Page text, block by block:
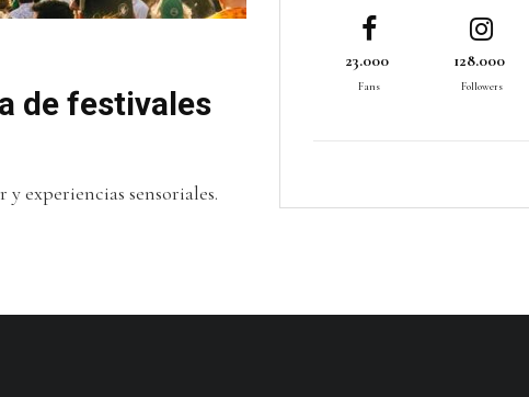
de festivales
experiencias sensoriales.
23.000
Fans
128.000
Followers